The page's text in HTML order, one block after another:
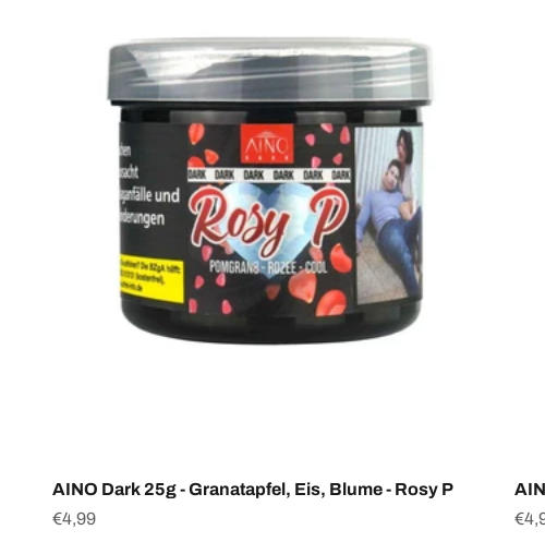
AINO Dark 25g - Granatapfel, Eis, Blume - Rosy P
Angebot
€4,99